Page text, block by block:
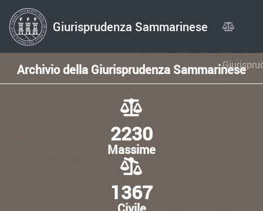
Giurisprudenza Sammarinese
Archivio della Giurisprudenza Sammarinese
2230
Massime
1367